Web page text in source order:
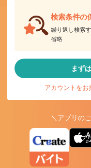
検索条件の
繰り返し検索
省略
まず
アカウントをお
＼アプリの
アプ